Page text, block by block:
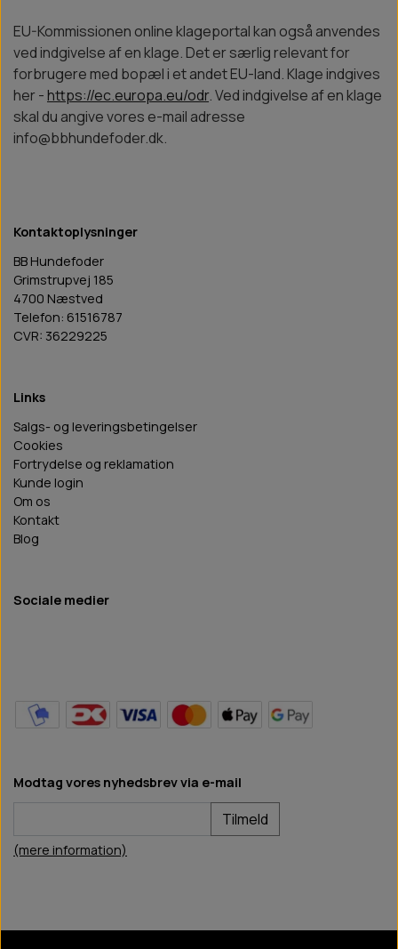
EU-Kommissionen online klageportal kan også anvendes
ved indgivelse af en klage. Det er særlig relevant for
forbrugere med bopæl i et andet EU-land. Klage indgives
her -https://ec.europa.eu/odr. Ved indgivelse af en klage
skal du angive vores e-mail adresse
info@bbhundefoder.dk.
Kontaktoplysninger
BB Hundefoder
Grimstrupvej 185
4700 Næstved
Telefon: 61516787
CVR: 36229225
Links
Salgs- og leveringsbetingelser
Cookies
Fortrydelse og reklamation
Kunde login
Om os
Kontakt
Blog
Sociale medier
Modtag vores nyhedsbrev via e-mail
Tilmeld
(mere information)